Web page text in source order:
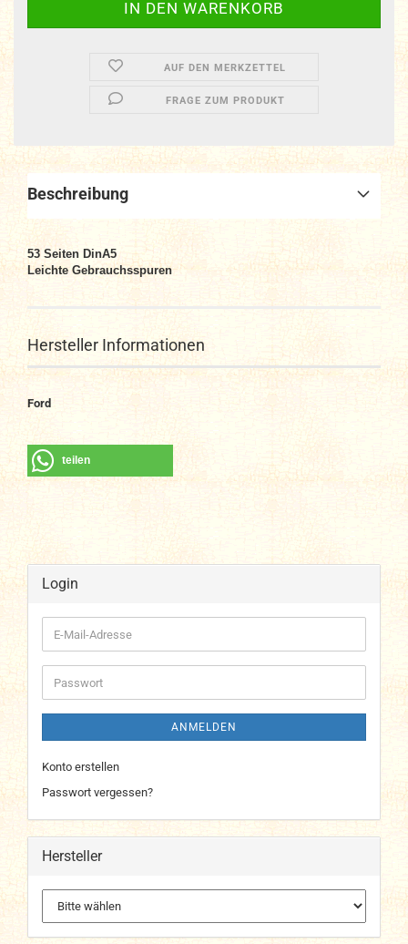
AUF DEN MERKZETTEL
FRAGE ZUM PRODUKT
Beschreibung
53 Seiten DinA5
Leichte Gebrauchsspuren
Hersteller Informationen
Ford
teilen
Login
E-
Mail-
Adresse
Passwort
ANMELDEN
Konto erstellen
Passwort vergessen?
Hersteller